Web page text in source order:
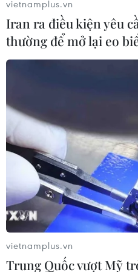
Sập công trình tại Cuba
người tử vong
Đảng Cộng hòa đề xuất
thêm thẩm quyền thuế
Trump
07/08/2026 00:33
Cựu Giám đốc Viện Quốc
ứng của Mỹ bị buộc tội
Quốc hội
07/08/2026 00:25
vietnamplus.vn
Iran ra điều kiện yêu
thường để mở lại eo
vietnamplus.vn
Trung Quốc vượt Mỹ